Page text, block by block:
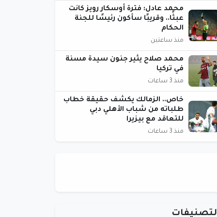
محمد عادل: فترة أوسكار رويز كانت
عبثًا.. وقريبًا سأكون رئيسًا للجنة
الحكام
منذ ساعتين
محمد صلاح يثير جنون سيدة مسنة
في تركيا
منذ 3 ساعات
خاص.. الزمالك يكشف حقيقة خطاب
طلباته من شباب الأهلي دبي
للتعاقد مع بيزيرا
منذ 3 ساعات